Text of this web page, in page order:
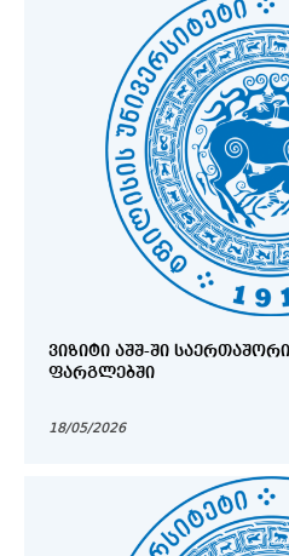
ᲕᲘᲖᲘᲢᲘ ᲐᲨᲨ-ᲨᲘ
ᲤᲐᲠᲒᲚᲔᲑᲨᲘ
18/05/2026